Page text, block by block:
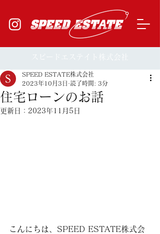
​スピードエステイト株式会社
住宅ローンのお話
SPEED ESTATE株式会社
2023年10月3日
読了時間: 3分
更新日： 2023年11月5日
こんにちは、SPEED ESTATE株式会